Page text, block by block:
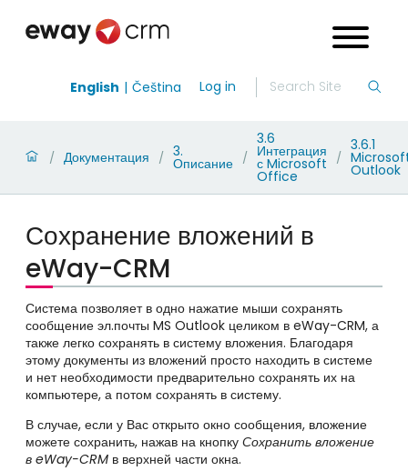
English Čeština Log in
/ Документация / 3.
Описание /
3.6
Интеграция
с Microsoft
Office
/
3.6.1
Outlook
Сохранение вложений в
eWay-CRM
Система позволяет в одно нажатие мыши сохранять
сообщение эл.почты MS Outlook целиком в eWay-CRM, а
также легко сохранять в систему вложения. Благодаря
этому документы из вложений просто находить в системе
и нет необходимости предварительно сохранять их на
компьютере, а потом сохранять в систему.
В случае, если у Вас открыто окно сообщения, вложение
можете сохранить, нажав на кнопку Сохранить вложение
в eWay-CRM в верхней части окна.